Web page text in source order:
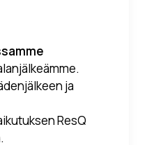
ja
ResQ